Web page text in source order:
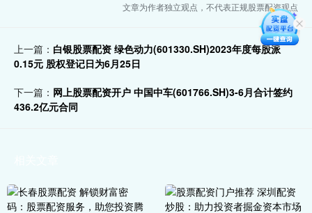
文章为作者独立观点，不代表正规股票配资观点
上一篇： 白银股票配资 绿色动力(601330.SH)2023年度每股派
0.15元 股权登记日为6月25日
下一篇： 网上股票配资开户 中国中车(601766.SH)3-6月合计签约
436.2亿元合同